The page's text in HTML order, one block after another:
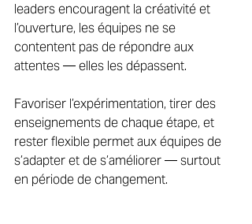
leaders encouragent la créativité et
l’ouverture, les équipes ne se
contentent pas de répondre aux
attentes — elles les dépassent.
Favoriser l’expérimentation, tirer des
enseignements de chaque étape, et
rester flexible permet aux équipes de
s’adapter et de s’améliorer — surtout
en période de changement.